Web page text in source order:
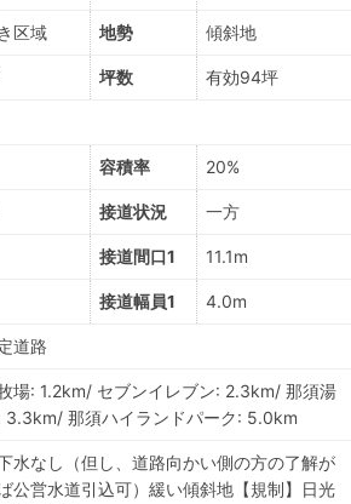
区域 地勢 傾斜地
坪数 有効94坪
容積率 20%
接道状況 一方
接道間口1 11.1m
接道幅員1 4.0m
道路
場: 1.2km/ セブンイレブン: 2.3km/ 那須湯
3.3km/ 那須ハイランドパーク: 5.0km
水なし（但し、道路向かい側の方の了解が
公営水道引込可）緩い傾斜地【規制】日光